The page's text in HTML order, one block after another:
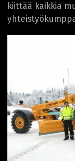
kiittää kaikkia